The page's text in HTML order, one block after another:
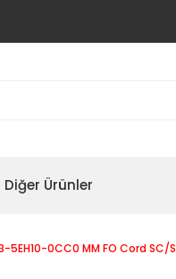
Ürünler
5EH10-0CC0 MM FO Cord